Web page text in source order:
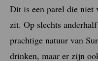
Dit is een parel die niet
zit. Op slechts
prachtige natuur van
drinken, maar er zijn